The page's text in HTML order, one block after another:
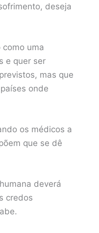
deseja
uma
e quer ser
mas que
onde
os médicos a
que se dê
deverá
credos